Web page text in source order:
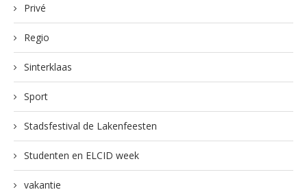
Privé
Regio
Sinterklaas
Sport
Stadsfestival de Lakenfeesten
Studenten en ELCID week
vakantie